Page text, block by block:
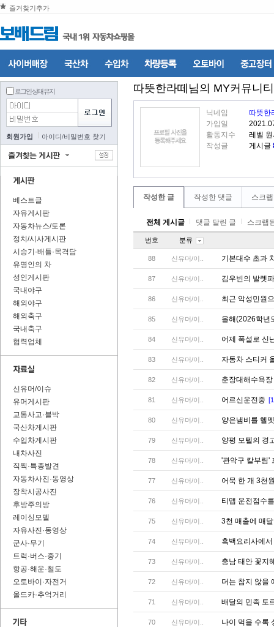
즐겨찾기추가
로그인 상태 유지
회원가입 아이디/비밀번호 찾기
베스트글
자유게시판
자동차뉴스/토론
정치/시사게시판
시승기·배틀·목격담
유명인의 차
성인게시판
국내야구
해외야구
해외축구
국내축구
협력업체
신유머/이슈
유머게시판
교통사고·블박
국산차게시판
수입차게시판
내차사진
직찍·특종발견
자동차사진·동영상
장착시공사진
후방주의방
레이싱모델
자유사진·동영상
군사·무기
트럭·버스·중기
항공·해운·철도
오토바이·자전거
올드카·추억거리
따뜻한라떼 님의 MY커뮤니티
닉네임
따뜻한
가입일
활동지수
레벨
작성글
게시글
작성한 글 작성한 댓글 스크
전체 게시글 댓글 달린 글 스크랩
번호 분류
88 신유머/이.. 기본대수 초과
87 신유머/이.. 김우빈의 발렛
86 신유머/이.. 최근 악성민원
85 신유머/이.. 올해(2026학년
84 신유머/이.. 어제 폭설로 신
83 신유머/이.. 자동차 스티커
82 신유머/이.. 춘장대해수욕
81 신유머/이.. 어르신운전중
80 신유머/이.. 양은냄비를 헬
79 신유머/이.. 양평 모텔의 경
78 신유머/이.. '관악구 칼부림'
77 신유머/이.. 어묵 한 개 3천
76 신유머/이.. 티맵 운전점수
75 신유머/이.. 3천 매출에 매
74 신유머/이.. 흑백요리사에
73 신유머/이.. 충남 태안 꽃지
72 신유머/이.. 더는 참지 않을
71 신유머/이.. 배달의 민족 토
70 신유머/이.. 나이 먹을 수록